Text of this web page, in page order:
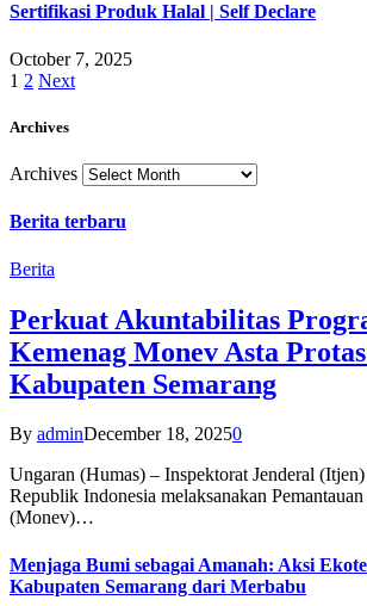
Sertifikasi Produk Halal | Self Declare
October 7, 2025
1 2 Next
Archives
Archives
Berita terbaru
Berita
Perkuat Akuntabilitas
Kemenag Monev Asta
Kabupaten Semarang
By adminDecember 18, 20250
Ungaran (Humas) – Inspektorat Jenderal
Republik Indonesia melaksanakan
(Monev)…
Menjaga Bumi sebagai Amanah: Aksi
Kabupaten Semarang dari Merbabu